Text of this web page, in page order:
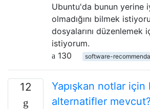
Ubuntu'da bunun yerine
olmadığını bilmek
dosyalarını düzenlemek
istiyorum.
130
software-
12
Yapışkan notlar için
alternatifler mevcut?